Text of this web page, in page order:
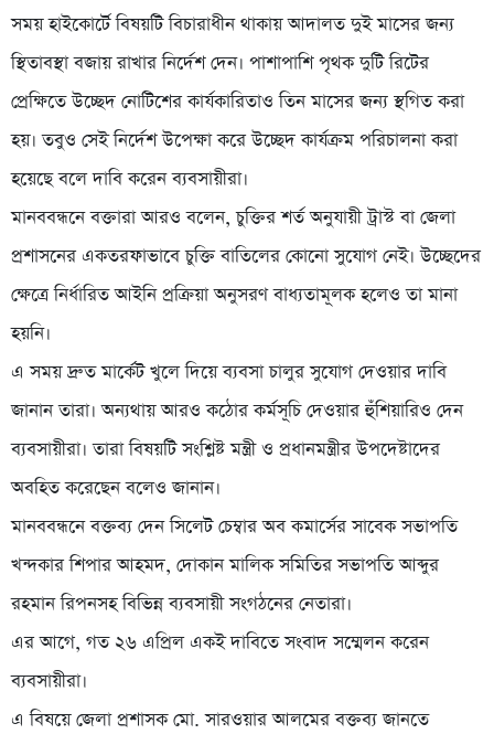
সময় হাইকোর্টে বিষয়টি বিচারাধীন থাকায় আদালত দুই মাসের জন্য
স্থিতাবস্থা বজায় রাখার নির্দেশ দেন। পাশাপাশি পৃথক দুটি রিটের
প্রেক্ষিতে উচ্ছেদ নোটিশের কার্যকারিতাও তিন মাসের জন্য স্থগিত করা
হয়। তবুও সেই নির্দেশ উপেক্ষা করে উচ্ছেদ কার্যক্রম পরিচালনা করা
হয়েছে বলে দাবি করেন ব্যবসায়ীরা।
মানববন্ধনে বক্তারা আরও বলেন, চুক্তির শর্ত অনুযায়ী ট্রাস্ট বা জেলা
প্রশাসনের একতরফাভাবে চুক্তি বাতিলের কোনো সুযোগ নেই। উচ্ছেদের
ক্ষেত্রে নির্ধারিত আইনি প্রক্রিয়া অনুসরণ বাধ্যতামূলক হলেও তা মানা
হয়নি।
এ সময় দ্রুত মার্কেট খুলে দিয়ে ব্যবসা চালুর সুযোগ দেওয়ার দাবি
জানান তারা। অন্যথায় আরও কঠোর কর্মসূচি দেওয়ার হুঁশিয়ারিও দেন
ব্যবসায়ীরা। তারা বিষয়টি সংশ্লিষ্ট মন্ত্রী ও প্রধানমন্ত্রীর উপদেষ্টাদের
অবহিত করেছেন বলেও জানান।
মানববন্ধনে বক্তব্য দেন সিলেট চেম্বার অব কমার্সের সাবেক সভাপতি
খন্দকার শিপার আহমদ, দোকান মালিক সমিতির সভাপতি আব্দুর
রহমান রিপনসহ বিভিন্ন ব্যবসায়ী সংগঠনের নেতারা।
এর আগে, গত ২৬ এপ্রিল একই দাবিতে সংবাদ সম্মেলন করেন
ব্যবসায়ীরা।
এ বিষয়ে জেলা প্রশাসক মো. সারওয়ার আলমের বক্তব্য জানতে